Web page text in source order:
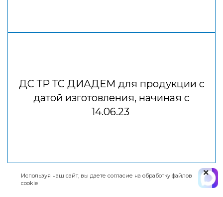
ДС ТР ТС ДИАДЕМ для продукции с
датой изготовления, начиная с
14.06.23
Используя наш сайт, вы даете согласие на обработку файлов
cookie